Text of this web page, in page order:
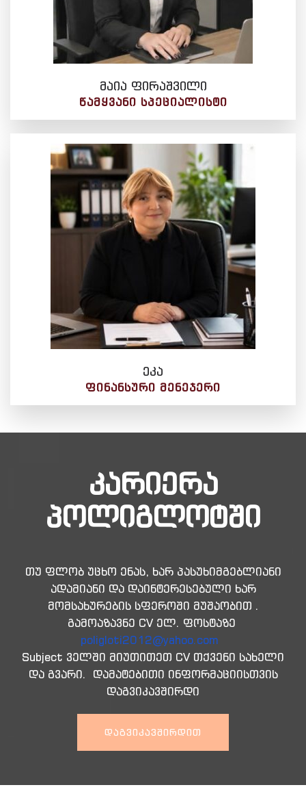
მაია ფირაშვილი
ᲬᲐᲛᲧᲕᲐᲜᲘ ᲡᲞᲔᲪᲘᲐᲚᲘᲡᲢᲘ
ეკა
ᲤᲘᲜᲐᲜᲡᲣᲠᲘ ᲛᲔᲜᲔᲯᲔᲠᲘ
კარიერა
პოლიგლოტში
თუ ფლობ უცხო ენას, ხარ პასუხიმგებლიანი
ადამიანი და დაინტერესებული ხარ
მომსახურების სფეროში მუშაობით .
გამოაზავნე CV ელ. ფოსტაზე
poligloti2012@yahoo.com
Subject ველში მიუთითეთ CV თქვენი სახელი
და გვარი. დამატებითი ინფორმაციისთვის
დაგვიკავშირდი
ᲓᲐᲒᲕᲘᲙᲐᲕᲨᲘᲠᲓᲘᲗ